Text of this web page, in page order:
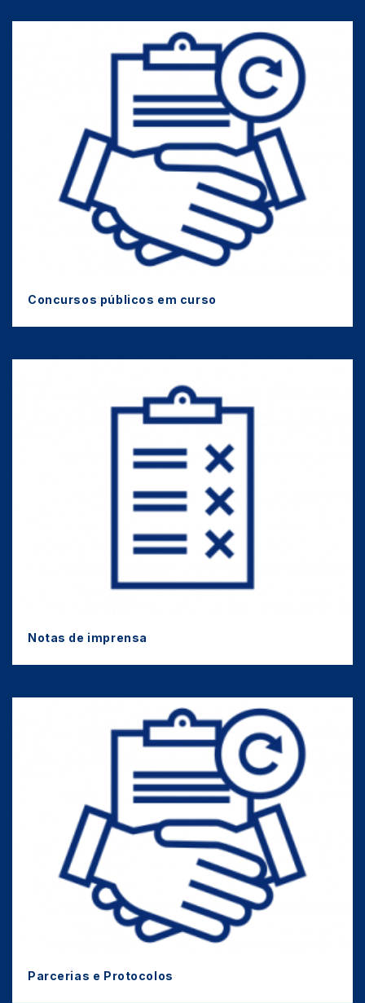
Concursos públicos em curso
Notas de imprensa
Parcerias e Protocolos